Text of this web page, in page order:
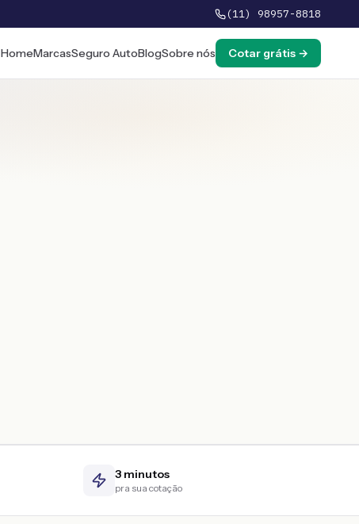
(11) 98957-8818
HomeMarcasSeguro AutoBlogSobre nós Cotar grátis →
3 minutos
pra sua cotação